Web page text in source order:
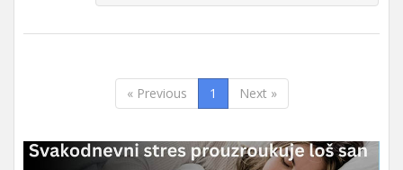
« Previous 1 Next »